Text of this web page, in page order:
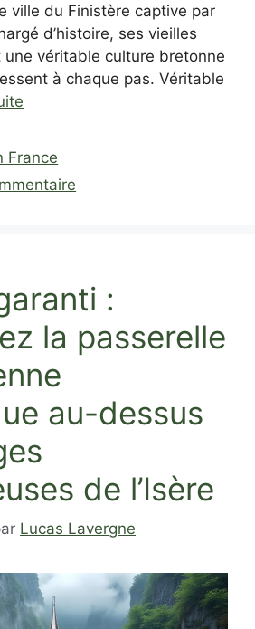
ville du Finistère captive par
d’histoire, ses vieilles
une véritable culture bretonne
à chaque pas. Véritable
France
:
la passerelle
au-dessus
de l’Isère
Lucas Lavergne